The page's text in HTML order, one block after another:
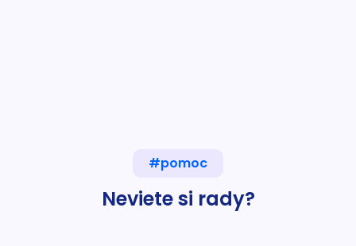
#pomoc
Neviete si rady?